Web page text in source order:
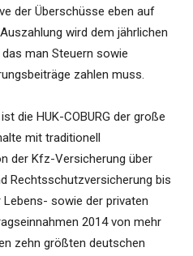
der Überschüsse eben auf
wird dem jährlichen
man Steuern sowie
zahlen muss.
die HUK-COBURG der große
mit traditionell
der Kfz-Versicherung über
Rechtsschutzversicherung bis
sowie der privaten
2014 von mehr
zehn größten deutschen